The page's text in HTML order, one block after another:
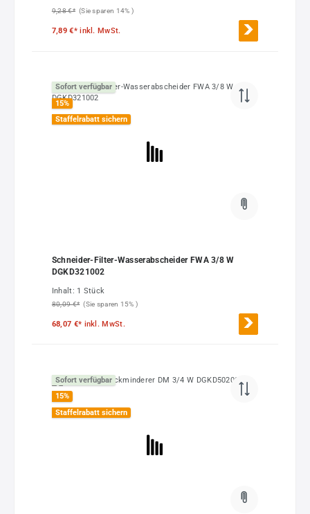
9,28 €* (Sie sparen 14% )
7,89 €*inkl. MwSt.
Sofort verfügbar
15%
Staffelrabatt sichern
Schneider-Filter-Wasserabscheider FWA 3/8 W
DGKD321002
Inhalt: 1 Stück
80,09 €* (Sie sparen 15% )
68,07 €* inkl. MwSt.
Sofort verfügbar
15%
Staffelrabatt sichern